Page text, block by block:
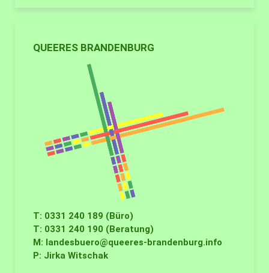
QUEERES BRANDENBURG
T: 0331 240 189 (Büro)
T: 0331 240 190 (Beratung)
M: landesbuero@queeres-brandenburg.info
P: Jirka Witschak